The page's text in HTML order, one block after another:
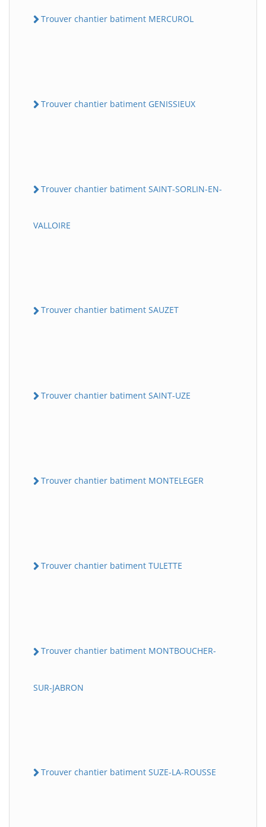
Trouver chantier batiment MERCUROL
Trouver chantier batiment GENISSIEUX
Trouver chantier batiment SAINT-SORLIN-EN-
VALLOIRE
Trouver chantier batiment SAUZET
Trouver chantier batiment SAINT-UZE
Trouver chantier batiment MONTELEGER
Trouver chantier batiment TULETTE
Trouver chantier batiment MONTBOUCHER-
SUR-JABRON
Trouver chantier batiment SUZE-LA-ROUSSE